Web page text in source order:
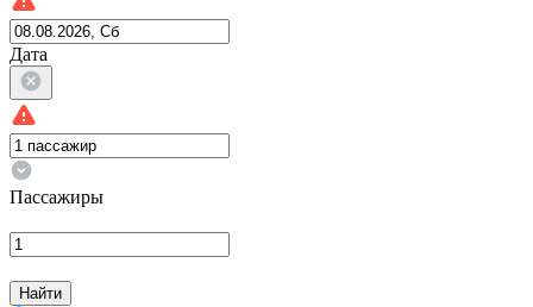
Дата
Пассажиры
Найти